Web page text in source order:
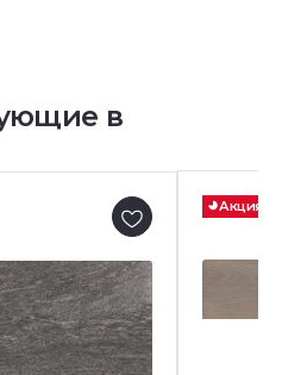
в
Акция